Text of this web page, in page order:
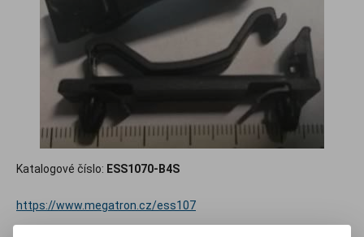
Katalogové číslo: ESS1070-B4S
https://www.megatron.cz/ess107